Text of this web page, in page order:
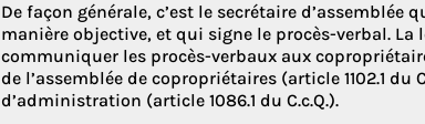
De façon générale, c’est le secrétaire
manière objective, et qui signe le procès-verbal.
communiquer les procès-verbaux aux
de l’assemblée de copropriétaires (article 1102.1 du
d’administration (article 1086.1 du C.c.Q.).